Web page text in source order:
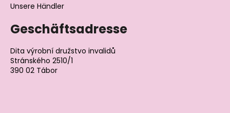
Unsere Händler
Geschäftsadresse
Dita výrobní družstvo invalidů
Stránského 2510/1
390 02 Tábor